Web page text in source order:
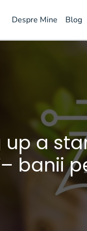
Despre Mine Blog
a
banii